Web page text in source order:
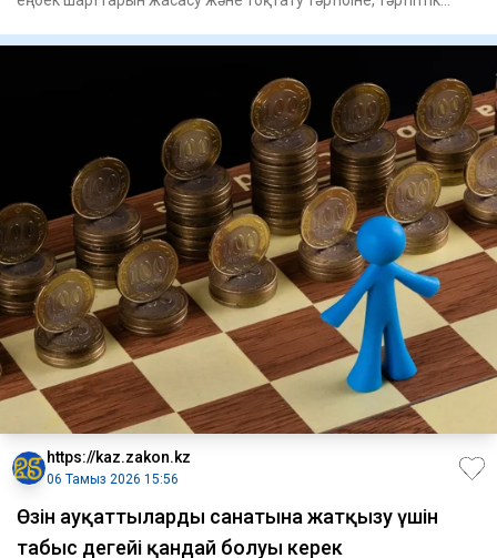
https://kaz.zakon.kz
06 Тамыз 2026 15:56
Өзін ауқаттылардың санатына жатқызу үшін
табыс деңгейі қандай болуы керек